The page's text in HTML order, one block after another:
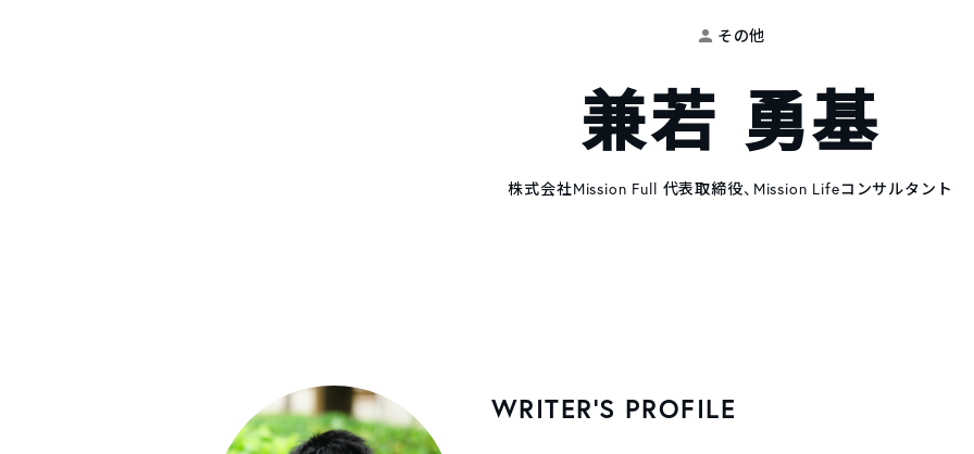
その他
兼若 勇基
株式会社Mission Full 代表取締役、Mission Lifeコンサルタント
WRITER’S PROFILE